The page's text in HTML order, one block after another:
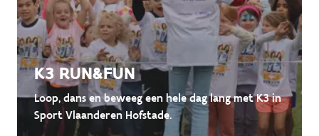
K3 RUN&FUN
Loop, dans en beweeg een hele dag lang met K3 in
Sport Vlaanderen Hofstade.